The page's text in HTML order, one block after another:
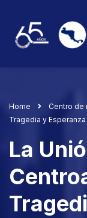
Home Centro de
Tragedia y Esperanza
La